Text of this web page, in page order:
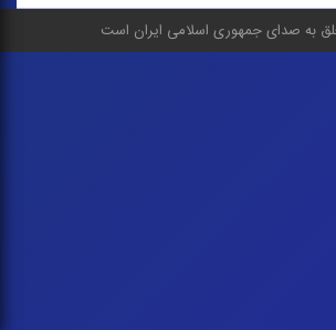
به صدای جمهوری اسلامی ایران است